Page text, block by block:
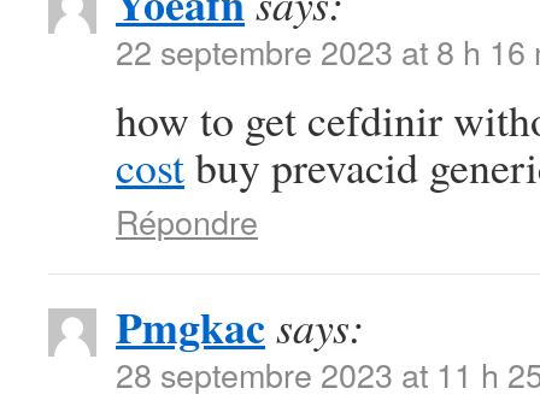
22 septembre 2023 at 8 h 16
how to get cefdinir
costbuy prevacid
Répondre
Pmgkacsays:
28 septembre 2023 at 11 h